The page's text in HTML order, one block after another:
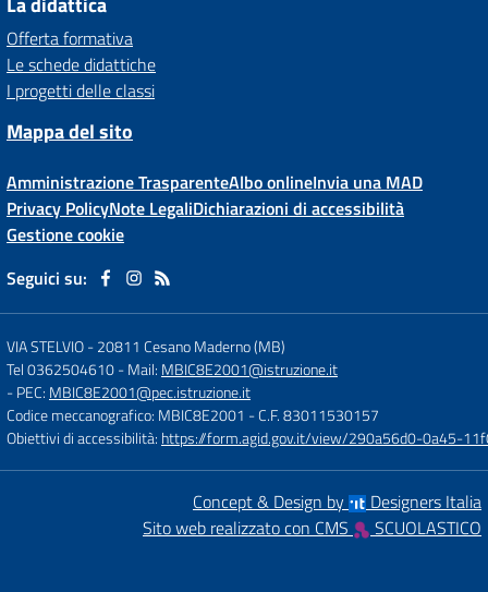
Offerta formativa
Le schede didattiche
I progetti delle classi
Mappa del sito
Amministrazione TrasparenteAlbo onlineInvia una MAD
Privacy PolicyNote LegaliDichiarazioni di accessibilità
Gestione cookie
Seguici su:
VIA STELVIO-20811 Cesano Maderno (MB)
Tel 0362504610- Mail: MBIC8E2001@istruzione.it
- PEC: MBIC8E2001@pec.istruzione.it
Codice meccanografico: MBIC8E2001 - C.F. 83011530157
Obiettivi di accessibilità: https://form.agid.gov.it/view/290a56d0-0a45-
Concept & Design by
Designers Italia
Sito web realizzato con CMS
SCUOLASTICO